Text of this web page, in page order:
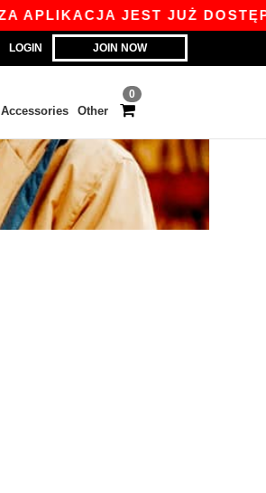
JEST JUŻ
LOGIN JOIN NOW
0
Accessories Other